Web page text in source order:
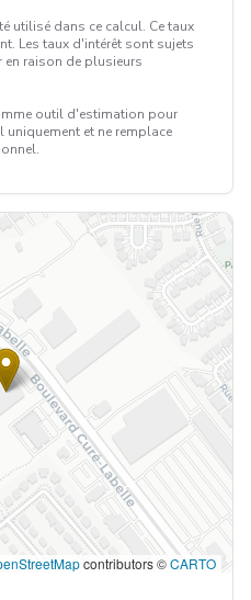
utilisé dans ce calcul. Ce taux
Les taux d'intérêt sont sujets
en raison de plusieurs
outil d'estimation pour
et ne remplace
contributors ©CARTO